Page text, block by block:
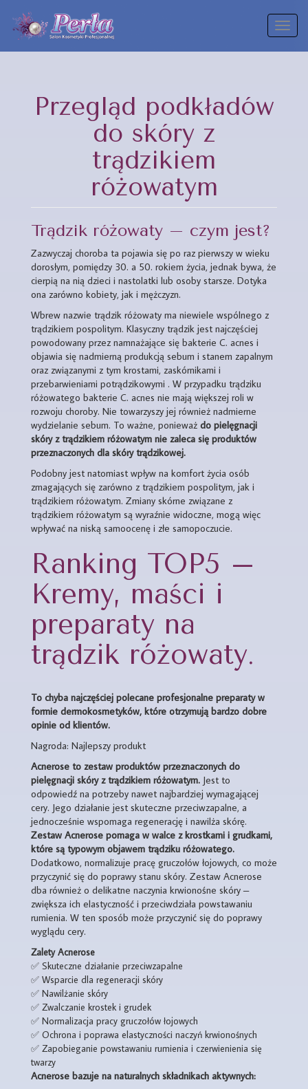
Przegląd podkładów
do skóry z
trądzikiem
różowatym
Trądzik różowaty – czym jest?
Zazwyczaj choroba ta pojawia się po raz pierwszy w wieku
dorosłym, pomiędzy 30. a 50. rokiem życia, jednak bywa, że
cierpią na nią dzieci i nastolatki lub osoby starsze. Dotyka
ona zarówno kobiety, jak i mężczyzn.
Wbrew nazwie trądzik różowaty ma niewiele wspólnego z
trądzikiem pospolitym. Klasyczny trądzik jest najczęściej
powodowany przez namnażające się bakterie C. acnes i
objawia się nadmierną produkcją sebum i stanem zapalnym
oraz związanymi z tym krostami, zaskórnikami i
przebarwieniami potrądzikowymi . W przypadku trądziku
różowatego bakterie C. acnes nie mają większej roli w
rozwoju choroby. Nie towarzyszy jej również nadmierne
wydzielanie sebum. To ważne, ponieważ do pielęgnacji
skóry z trądzikiem różowatym nie zaleca się produktów
przeznaczonych dla skóry trądzikowej.
Podobny jest natomiast wpływ na komfort życia osób
zmagających się zarówno z trądzikiem pospolitym, jak i
trądzikiem różowatym. Zmiany skórne związane z
trądzikiem różowatym są wyraźnie widoczne, mogą więc
wpływać na niską samoocenę i złe samopoczucie.
Ranking TOP5 –
Kremy, maści i
preparaty na
trądzik różowaty.
To chyba najczęściej polecane profesjonalne preparaty w
formie dermokosmetyków, które otrzymują bardzo dobre
opinie od klientów.
Nagroda: Najlepszy produkt
Acnerose to zestaw produktów przeznaczonych do
pielęgnacji skóry z trądzikiem różowatym. Jest to
odpowiedź na potrzeby nawet najbardziej wymagającej
cery. Jego działanie jest skuteczne przeciwzapalne, a
jednocześnie wspomaga regenerację i nawilża skórę.
Zestaw Acnerose pomaga w walce z krostkami i grudkami,
które są typowym objawem trądziku różowatego.
Dodatkowo, normalizuje pracę gruczołów łojowych, co może
przyczynić się do poprawy stanu skóry. Zestaw Acnerose
dba również o delikatne naczynia krwionośne skóry –
zwiększa ich elastyczność i przeciwdziała powstawaniu
rumienia. W ten sposób może przyczynić się do poprawy
wyglądu cery.
Zalety Acnerose
✅ Skuteczne działanie przeciwzapalne
✅ Wsparcie dla regeneracji skóry
✅ Nawilżanie skóry
✅ Zwalczanie krostek i grudek
✅ Normalizacja pracy gruczołów łojowych
✅ Ochrona i poprawa elastyczności naczyń krwionośnych
✅ Zapobieganie powstawaniu rumienia i czerwienienia się
twarzy
Acnerose bazuje na naturalnych składnikach aktywnych: